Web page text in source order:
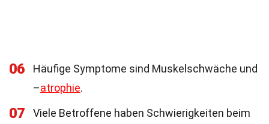
06
Häufige Symptome sind Muskelschwäche und
–atrophie.
07
Viele Betroffene haben Schwierigkeiten beim